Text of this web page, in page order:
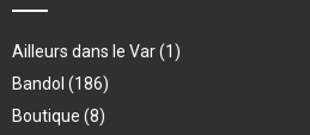
Ailleurs dans le Var(1)
Bandol (186)
Boutique (8)